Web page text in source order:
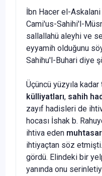
İbn Hacer el-
Cami'us-Sahihi'l-
sallallahü aleyhi ve
eyyamih olduğunu
Sahihu'l-Buhari diye
Üçüncü yüzyıla
külliyatları, sahih
zayıf hadisleri de
hocası İshak b.
ihtiva eden
ihtiyaçtan söz etmişti.
gördü. Elindeki bir
yanında onu